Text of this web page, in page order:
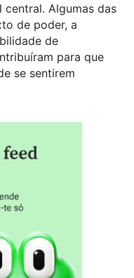
central. Algumas das
de poder, a
de
para que
se sentirem